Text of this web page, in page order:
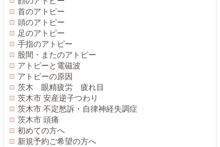
首のアトピー
頭のアトピー
足のアトピー
手指のアトピー
股間・またのアトピー
アトピーと電磁波
アトピーの原因
茨木 眼精疲労 疲れ目
茨木市 安産逆子つわり
茨木市 不定愁訴・自律神経失調症
茨木市 頭痛
初めての方へ
新規予約ご希望の方へ